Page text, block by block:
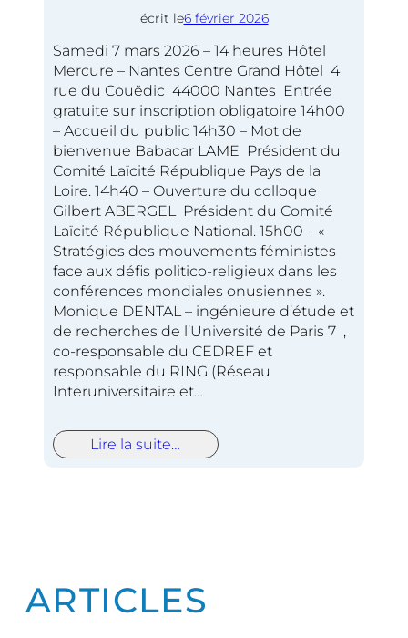
écrit le6 février 2026
Samedi 7 mars 2026 – 14 heures Hôtel
Mercure – Nantes Centre Grand Hôtel 4
rue du Couëdic 44000 Nantes Entrée
gratuite sur inscription obligatoire 14h00
– Accueil du public 14h30 – Mot de
bienvenue Babacar LAME Président du
Comité Laïcité République Pays de la
Loire. 14h40 – Ouverture du colloque
Gilbert ABERGEL Président du Comité
Laïcité République National. 15h00 – «
Stratégies des mouvements féministes
face aux défis politico-religieux dans les
conférences mondiales onusiennes ».
Monique DENTAL – ingénieure d’étude et
de recherches de l’Université de Paris 7 ,
co-responsable du CEDREF et
responsable du RING (Réseau
Interuniversitaire et…
Lire la suite…
ARTICLES